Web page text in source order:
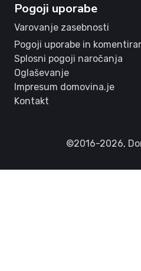
Pogoji uporabe
Varovanje zasebnosti
Pogoji uporabe in
Splosni pogoji naročanja
Oglaševanje
Impresum domovina.je
Kontakt
©2016-2026,